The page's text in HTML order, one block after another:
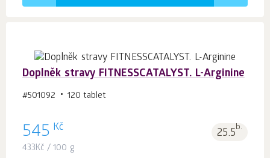
Doplněk stravy FITNESSCATALYST. L-Arginine
#501092 120 tablet
545 Kč 25.5b.
433Kč / 100 g